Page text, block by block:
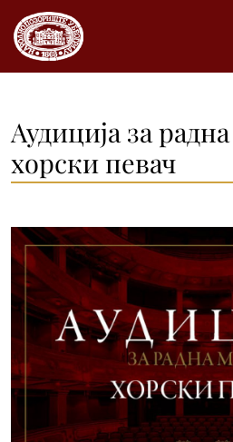
Аудиција за
хорски певач